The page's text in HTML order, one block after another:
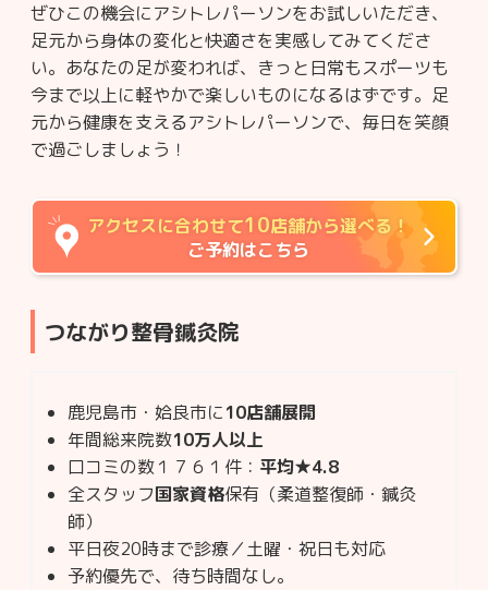
ぜひこの機会にアシトレパーソンをお試しいただき、
足元から身体の変化と快適さを実感してみてくださ
い。あなたの足が変われば、きっと日常もスポーツも
今まで以上に軽やかで楽しいものになるはずです。足
元から健康を支えるアシトレパーソンで、毎日を笑顔
で過ごしましょう！
アクセスに合わせて10店舗から選べる！
ご予約はこちら
つながり整骨鍼灸院
鹿児島市・姶良市に10店舗展開
年間総来院数10万人以上
口コミの数１７６１件： 平均★4.8
全スタッフ国家資格保有（柔道整復師・鍼灸
師）
平日夜20時まで診療／土曜・祝日も対応
予約優先で、待ち時間なし。